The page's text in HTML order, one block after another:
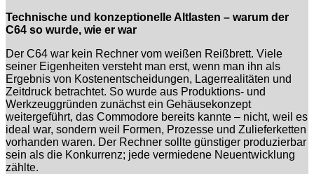
Technische und konzeptionelle Altlasten – warum der
C64 so wurde, wie er war
Der C64 war kein Rechner vom weißen Reißbrett. Viele
seiner Eigenheiten versteht man erst, wenn man ihn als
Ergebnis von Kostenentscheidungen, Lagerrealitäten und
Zeitdruck betrachtet. So wurde aus Produktions- und
Werkzeuggründen zunächst ein Gehäusekonzept
weitergeführt, das Commodore bereits kannte – nicht, weil es
ideal war, sondern weil Formen, Prozesse und Zulieferketten
vorhanden waren. Der Rechner sollte günstiger produzierbar
sein als die Konkurrenz; jede vermiedene Neuentwicklung
zählte.